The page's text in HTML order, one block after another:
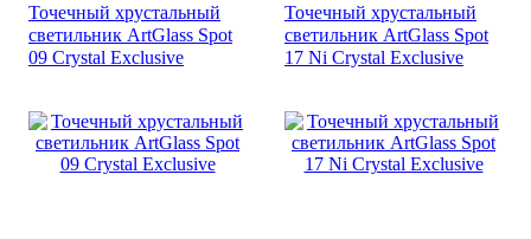
Точечный хрустальный
светильник ArtGlass Spot
09 Crystal Exclusive
Точечный хрустальный
светильник ArtGlass Spot
17 Ni Crystal Exclusive